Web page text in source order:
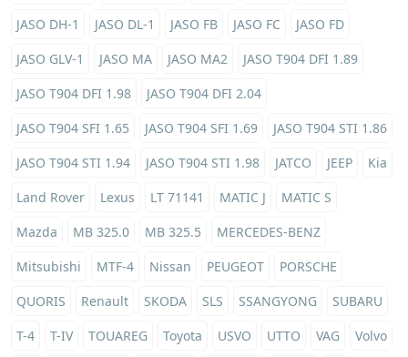
JASO DH-1
JASO DL-1 JASO FB JASO FC
JASO FD
JASO GLV-1
JASO MA JASO MA2
JASO T904 DFI 1.89
JASO T904 DFI 1.98
JASO T904 DFI 2.04
JASO T904 SFI 1.65
JASO T904 SFI 1.69
JASO T904 STI 1.86
JASO T904 STI 1.94
JASO T904 STI 1.98 JATCO JEEP
Kia
Land Rover
Lexus LT 71141 MATIC J
MATIC S
Mazda
MB 325.0 MB 325.5
MERCEDES-BENZ
Mitsubishi
MTF-4 Nissan PEUGEOT
PORSCHE
QUORIS
Renault SKODA SLS SSANGYONG
SUBARU
T-4
T-IV TOUAREG Toyota USVO UTTO VAG
Volvo